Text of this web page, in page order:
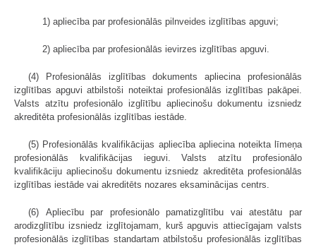
1) apliecība par profesionālās pilnveides izglītības apguvi;
2) apliecība par profesionālās ievirzes izglītības apguvi.
(4) Profesionālās izglītības dokuments apliecina profesionālās
izglītības apguvi atbilstoši noteiktai profesionālās izglītības pakāpei.
Valsts atzītu profesionālo izglītību apliecinošu dokumentu izsniedz
akreditēta profesionālās izglītības iestāde.
(5) Profesionālās kvalifikācijas apliecība apliecina noteikta līmeņa
profesionālās kvalifikācijas ieguvi. Valsts atzītu profesionālo
kvalifikāciju apliecinošu dokumentu izsniedz akreditēta profesionālās
izglītības iestāde vai akreditēts nozares eksaminācijas centrs.
(6) Apliecību par profesionālo pamatizglītību vai atestātu par
arodizglītību izsniedz izglītojamam, kurš apguvis attiecīgajam valsts
profesionālās izglītības standartam atbilstošu profesionālās izglītības